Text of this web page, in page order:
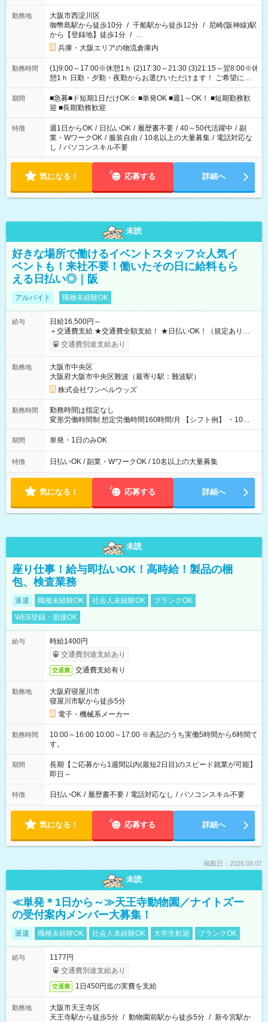
勤務地
大阪市西淀川区
御幣島駅から徒歩10分 / 千船駅から徒歩12分 / 尼崎(阪神線)駅
から【登録地】徒歩1分 / …
兵庫・大阪エリアの物流倉庫内
勤務時間
(1)9:00～17:00※休憩1ｈ (2)17:30～21:30 (3)21:15～翌8:00※休
憩1ｈ 日勤・夕勤・夜勤からお選びいただけます！ ご希望に合
わせて働けるお仕事です(*^^*) 【その他選べる勤務時間】 8-17
時/9-17時/9-18時/10-18時/11-21時/18-22時/20-翌4時/21-翌5
時/22-翌6時/0-翌8時 ご自身のご都合で選んで頂ける完全自由シ
フト！
期間
■急募■ド短期1日だけOK☆ ■単発OK ■週1～OK！ ■短期勤務歓
迎 ■長期勤務歓迎
特徴 週1日からOK / 日払いOK / 履歴書不要 / 40～50代活躍中 / 副
業・WワークOK / 服装自由 / 10名以上の大量募集 / 電話対応な
し / パソコンスキル不要
気になる！ 応募する 詳細へ
未読
好きな場所で働けるイベントスタッフ☆人気イ
ベントも！来社不要！働いたその日に給料もら
える日払い◎｜阪
アルバイト 職種未経験OK
給与
日給16,500円～
＋交通費支給 ★交通費全額支給！ ★日払いOK！（規定あり） ┗
働いたその日に現金GET♪ お仕事後はコンビニATMから 日払
交通費別途支給あり
勤務地
大阪市中央区
大阪府大阪市中央区難波（最寄り駅：難波駅）
株式会社ワンベルウッズ
勤務時間
勤務時間は指定なし
変形労働時間制 想定労働時間160時間/月 【シフト例】 ・10：
00～20：00
期間 単発・1日のみOK
特徴 日払いOK / 副業・WワークOK / 10名以上の大量募集
気になる！ 応募する 詳細へ
未読
座り仕事！給与即払いOK！高時給！製品の梱
包、検査業務
派遣 職種未経験OK 社会人未経験OK
ブランクOK
WEB登録・面接OK
給与
時給1400円
交通費別途支給あり
交通費 交通費支給有り
勤務地
大阪府寝屋川市
寝屋川市駅から徒歩5分
電子・機械系メーカー
勤務時間
10:00～16:00 10:00～17:00 ※表記のうち実働5時間から6時間で
す。
期間
長期【ご応募から1週間以内(最短2日目)のスピード就業が可能】
即日～
特徴 日払いOK / 履歴書不要 / 電話対応なし / パソコンスキル不要
気になる！ 応募する 詳細へ
掲載日：2026.08.07
未読
≪単発＊1日から～≫天王寺動物園／ナイトズー
の受付案内メンバー大募集！
派遣 職種未経験OK 社会人未経験OK 大学生歓迎 ブランクOK
給与
1177円
交通費別途支給あり
交通費 1日450円迄の実費を支給
勤務地
大阪市天王寺区
天王寺駅から徒歩5分 / 動物園前駅から徒歩5分 / 新今宮駅か